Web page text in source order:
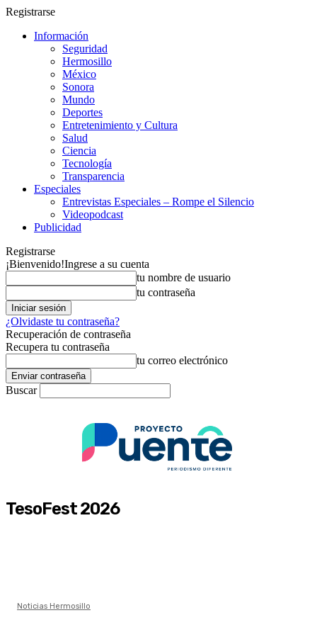
Registrarse
Información
Seguridad
Hermosillo
México
Sonora
Mundo
Deportes
Entretenimiento y Cultura
Salud
Ciencia
Tecnología
Transparencia
Especiales
Entrevistas Especiales – Rompe el Silencio
Videopodcast
Publicidad
Registrarse
¡Bienvenido!Ingrese a su cuenta
tu nombre de usuario
tu contraseña
¿Olvidaste tu contraseña?
Recuperación de contraseña
Recupera tu contraseña
tu correo electrónico
Buscar
TesoFest 2026
Noticias Hermosillo